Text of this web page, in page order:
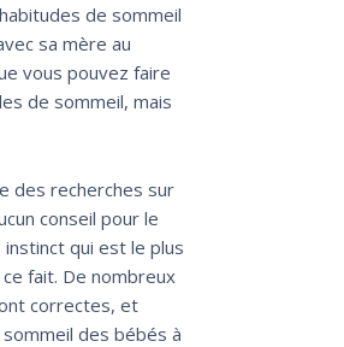
de sommeil
sa mère au
vous pouvez faire
de sommeil, mais
des recherches sur
conseil pour le
qui est le plus
fait. De nombreux
correctes, et
des bébés à